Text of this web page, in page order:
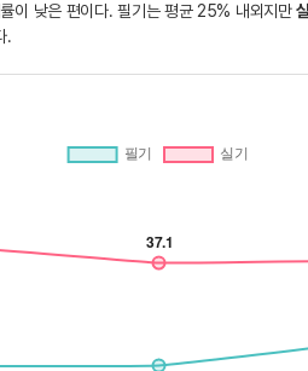
이 낮은 편이다. 필기는 평균 25% 내외지만
.